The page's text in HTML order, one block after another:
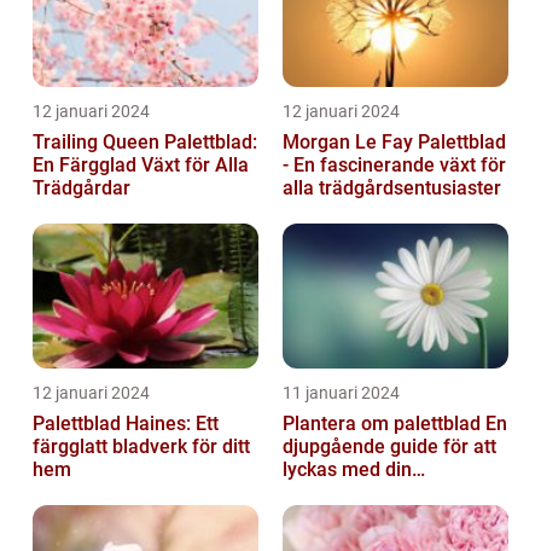
12 januari 2024
Trailing Queen Palettblad:
En Färgglad Växt för Alla
Trädgårdar
12 januari 2024
Morgan Le Fay Palettblad
- En fascinerande växt för
alla trädgårdsentusiaster
12 januari 2024
Palettblad Haines: Ett
färgglatt bladverk för ditt
hem
11 januari 2024
Plantera om palettblad En
djupgående guide för att
lyckas med din